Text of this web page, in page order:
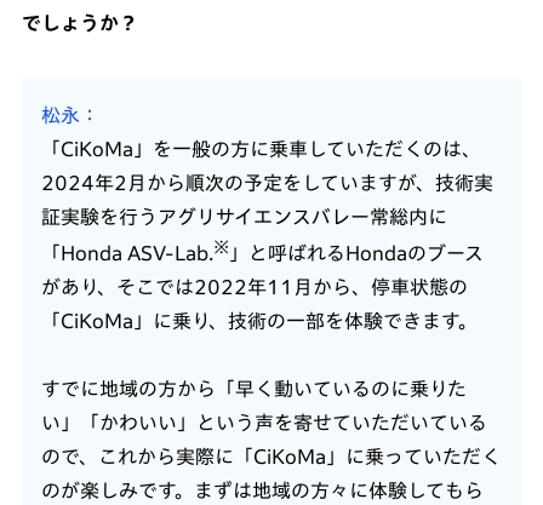
でしょうか？
松永
「CiKoMa」を一般の方に乗車していただくのは、
2024年2月から順次の予定をしていますが、技術実
証実験を行うアグリサイエンスバレー常総内に
「Honda ASV-Lab.※ 」と呼ばれるHondaのブース
があり、そこでは2022年11月から、停車状態の
「CiKoMa」に乗り、技術の一部を体験できます。
すでに地域の方から「早く動いているのに乗りた
い」「かわいい」という声を寄せていただいている
ので、これから実際に「CiKoMa」に乗っていただく
のが楽しみです。まずは地域の方々に体験してもら